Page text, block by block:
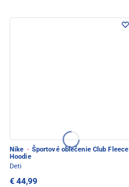
Nike · Športové oblečenie Club Fleece
Hoodie
Deti
€ 44,99